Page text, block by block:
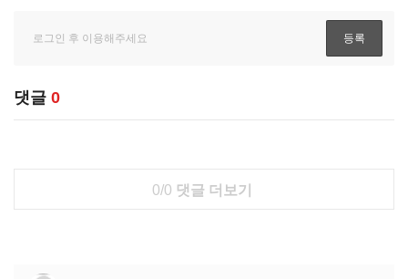
댓글 0
0/0 댓글 더보기